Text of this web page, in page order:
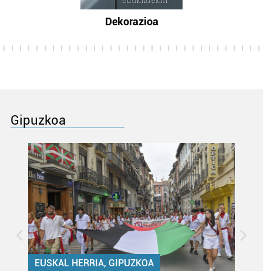
Dekorazioa
Gipuzkoa
EUSKAL HERRIA, GIPUZKOA